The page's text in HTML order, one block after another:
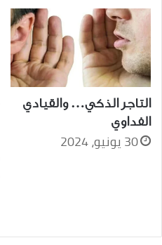
التاجر الذكي… والقيادي
الفداوي
30 يونيو، 2024